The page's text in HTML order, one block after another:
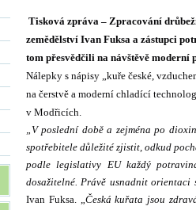
Tisková zpráva – Zpracování
zemědělství Ivan Fuksa a zástupci
tom přesvědčili na návštěvě
Nálepky s nápisy „kuře české,
na čerstvě a moderní chladící
v Modřicích.
„V poslední době a zejména po
spotřebitele důležité zjistit, odkud
podle legislativy EU každý
dosažitelné. Právě usnadnit
Ivan Fuksa. „Česká kuřata jsou